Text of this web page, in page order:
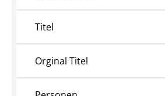
Titel
Orginal Titel